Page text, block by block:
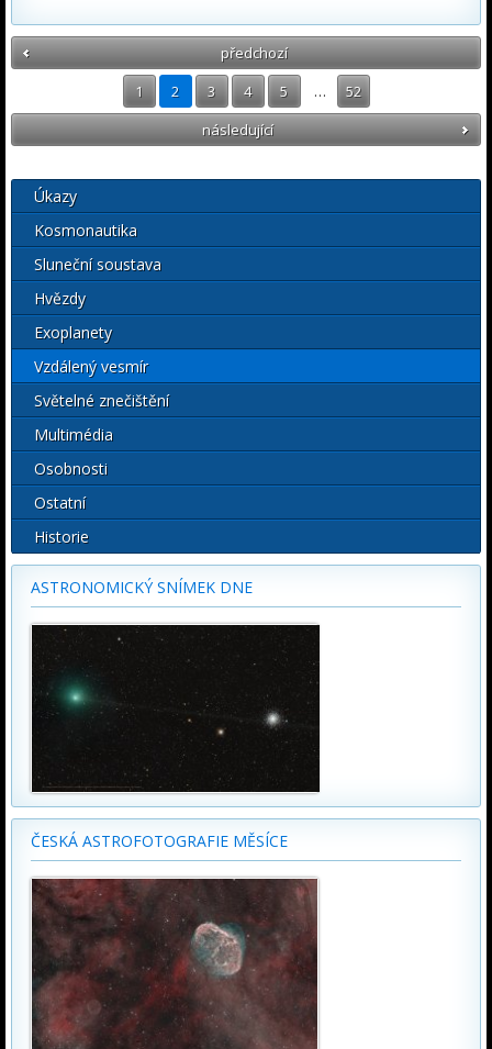
předchozí
1
2 3 4 5 …
52
následující
Úkazy
Kosmonautika
Sluneční soustava
Hvězdy
Exoplanety
Vzdálený vesmír
Světelné znečištění
Multimédia
Osobnosti
Ostatní
Historie
ASTRONOMICKÝ SNÍMEK DNE
ČESKÁ ASTROFOTOGRAFIE MĚSÍCE